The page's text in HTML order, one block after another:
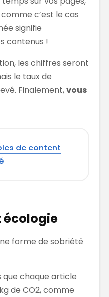
c’est le cas
signifie
contenus !
les chiffres seront
le taux de
Finalement,vous
de content
écologie
forme de sobriété
que chaque article
de CO2, comme